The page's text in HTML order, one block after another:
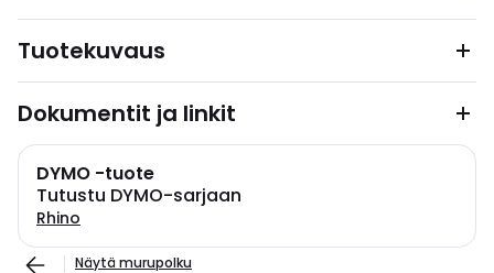
Tuotekuvaus
Dokumentit ja linkit
DYMO -tuote
Tutustu DYMO-sarjaan
Rhino
Näytä murupolku